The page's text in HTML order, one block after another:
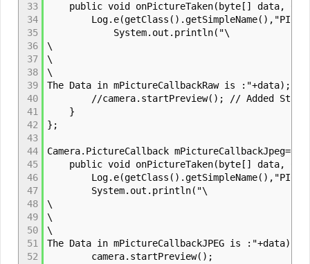
33
34
35
36
37
38
39
40
41
42
43
44
45
46
47
48
49
50
51
52
public void onPictureTaken(byte[] data,
Log.e(getClass().getSimpleName(),"PICTURE
System.out.println("\
\
\
\
The Data in mPictureCallbackRaw is :"+data);
//camera.startPreview(); // Added
}
};
Camera.PictureCallback mPictureCallbackJpeg=
public void onPictureTaken(byte[] data,
System.out.println("\
\
\
\
The Data in mPictureCallbackJPEG is :"+data);
camera.startPreview();